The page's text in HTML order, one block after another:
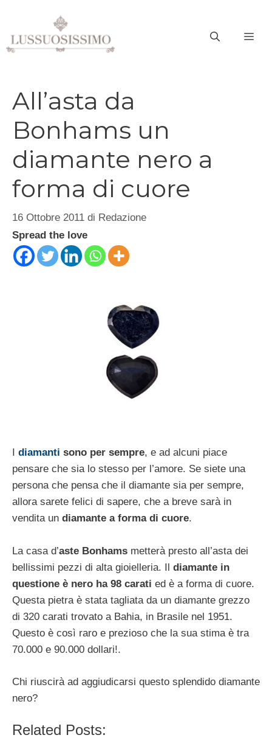
contenuto
All’asta da
Bonhams un
diamante nero a
forma di cuore
16 Ottobre 2011 di Redazione
Spread the love
diamanti sono per sempre, e ad alcuni piace
pensare che sia lo stesso per l’amore. Se siete una
persona che pensa che il diamante sia per sempre,
allora sarete felici di sapere, che a breve sarà in
vendita un diamante a forma di cuore.
La casa d’aste Bonhams metterà presto all’asta dei
bellissimi pezzi di alta gioielleria. Il diamante in
questione è nero ha 98 carati ed è a forma di cuore.
Questa pietra è stata tagliata da un diamante grezzo
di 320 carati trovato a Bahia, in Brasile nel 1951.
Questo è così raro e prezioso che la sua stima è tra
70.000 e 90.000 dollari!.
Chi riuscirà ad aggiudicarsi questo splendido diamante
nero?
Related Posts: